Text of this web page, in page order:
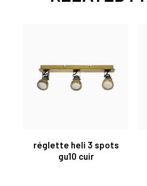
réglette heli 3 spots
gu10 cuir